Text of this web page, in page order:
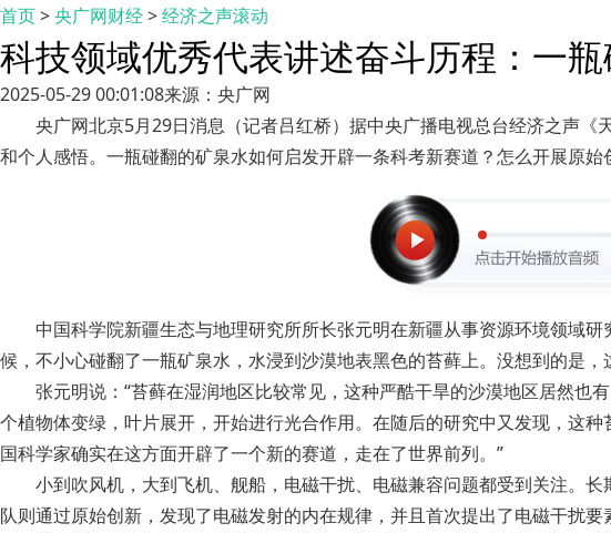
首页>央广网财经>经济之声滚动
科技领域优秀代表讲述奋斗历程：一
2025-05-29 00:01:08来源：央广网
央广网北京5月29日消息（记者吕红桥）据中央广播电视总台经济之声
和个人感悟。一瓶碰翻的矿泉水如何启发开辟一条科考新赛道？怎么开展原始
中国科学院新疆生态与地理研究所所长张元明在新疆从事资源环境领域
候，不小心碰翻了一瓶矿泉水，水浸到沙漠地表黑色的苔藓上。没想到的是，
张元明说：“苔藓在湿润地区比较常见，这种严酷干旱的沙漠地区居然
个植物体变绿，叶片展开，开始进行光合作用。在随后的研究中又发现，这
国科学家确实在这方面开辟了一个新的赛道，走在了世界前列。”
小到吹风机，大到飞机、舰船，电磁干扰、电磁兼容问题都受到关注。
队则通过原始创新，发现了电磁发射的内在规律，并且首次提出了电磁干扰